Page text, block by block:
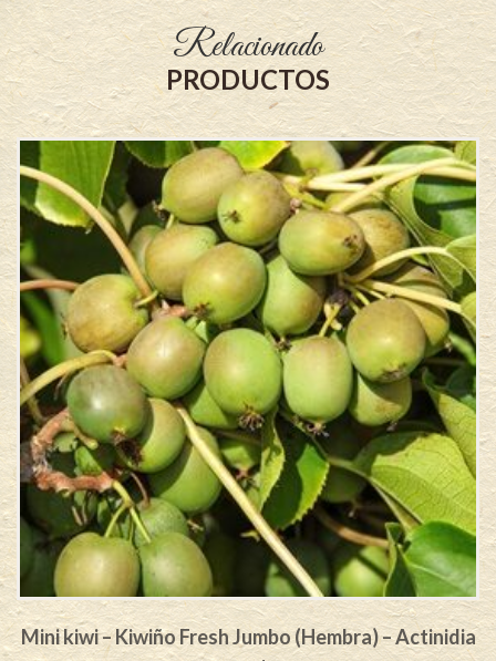
Relacionado
PRODUCTOS
Mini kiwi – Kiwiño Fresh Jumbo (Hembra) – Actinidia